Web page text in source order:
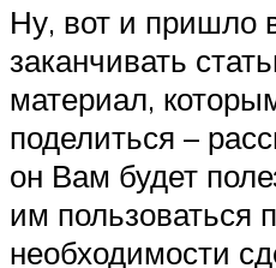
Ну, вот и пришло
заканчивать
материал,
поделиться –
он Вам будет
им пользоваться
необходимости